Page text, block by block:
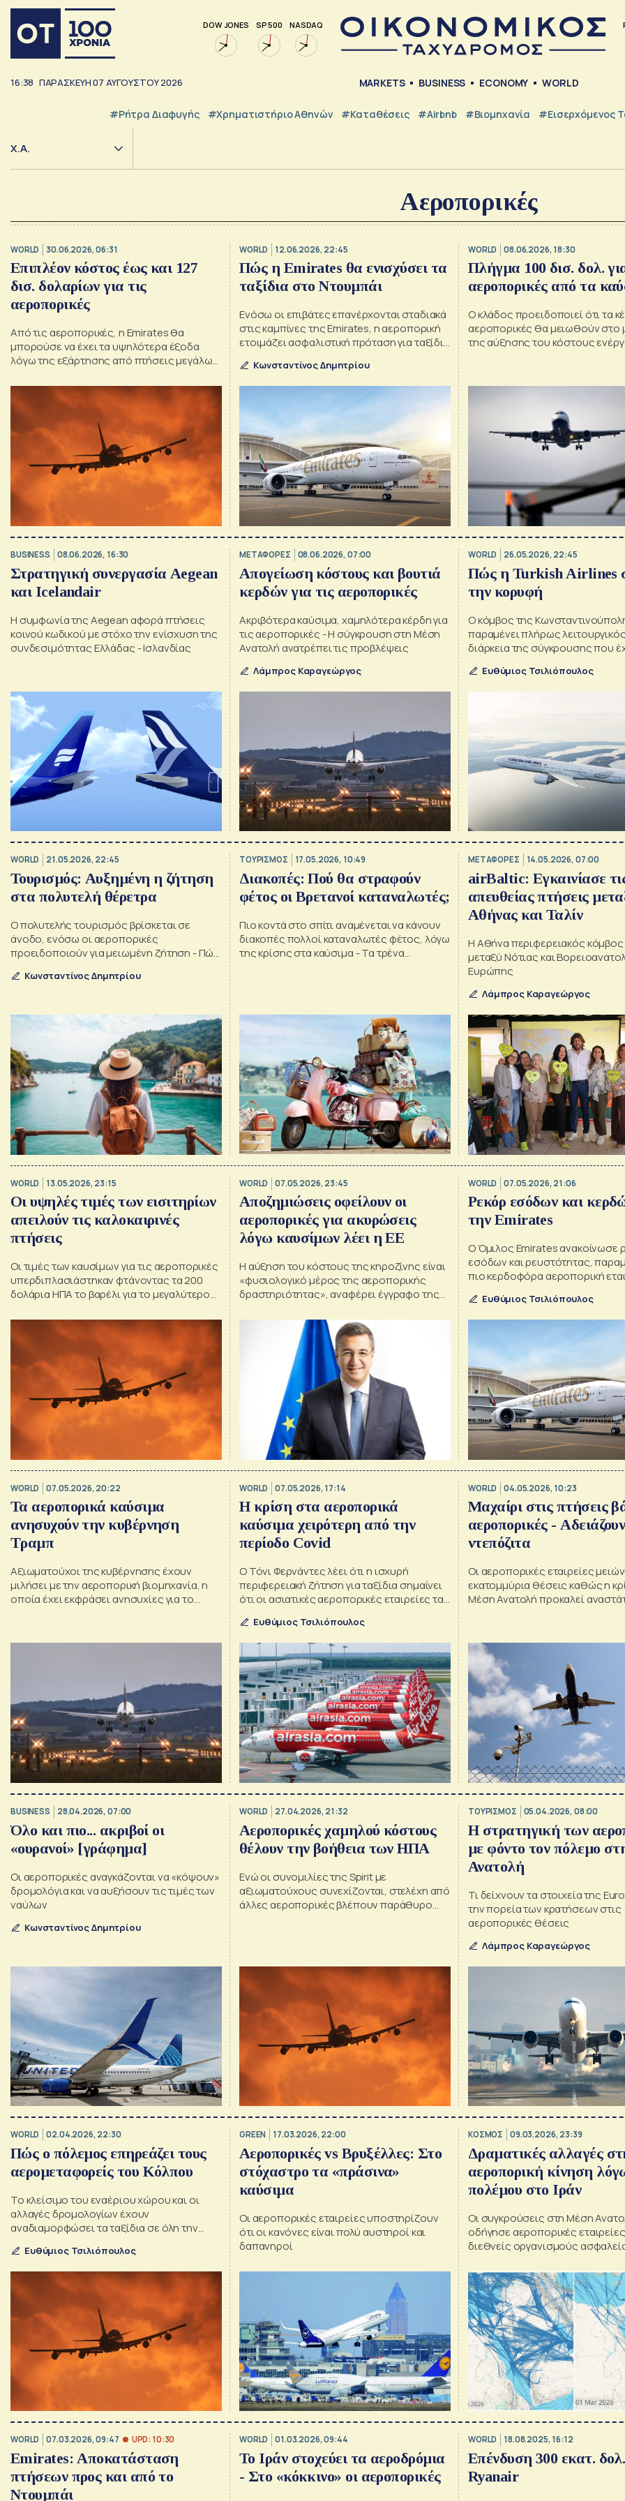
DOW JONES SP 500 NASDAQ
16:38 ΠΑΡΑΣΚΕΥΗ07 ΑΥΓΟΥΣΤΟΥ2026 MARKETS BUSINESS ECONOMY WORLD
#ρήτρα Διαφυγής #Χρηματιστήριο Αθηνών #Καταθέσεις #Airbnb #Βιομηχανία #εισερχόμενος
Χ.Α.
Αεροπορικές
WORLD 30.06.2026, 06:31
Επιπλέον κόστος έως και 127
δισ. δολαρίων για τις
αεροπορικές
Από τις αεροπορικές, η Emirates θα
μπορούσε να έχει τα υψηλότερα έξοδα
λόγω της εξάρτησης από πτήσεις μεγάλων
WORLD 12.06.2026, 22:45
Πώς η Emirates θα ενισχύσει τα
ταξίδια στο Ντουμπάι
Ενόσω οι επιβάτες επανέρχονται σταδιακά
στις καμπίνες της Emirates, η αεροπορική
ετοιμάζει ασφαλιστική πρόταση για ταξίδια
Κωνσταντίνος Δημητρίου
WORLD 08.06.2026, 18:30
Πλήγμα 100 δισ. δολ.
αεροπορικές από τα
Ο κλάδος προειδοποιεί ότι τα
αεροπορικές θα μειωθούν στο
της αύξησης του κόστους
BUSINESS 08.06.2026, 16:30
Στρατηγική συνεργασία Aegean
και Icelandair
Η συμφωνία της Aegean αφορά πτήσεις
κοινού κωδικού με στόχο την ενίσχυση της
συνδεσιμότητας Ελλάδας - Ισλανδίας
ΜΕΤΑΦΟΡΕΣ 08.06.2026, 07:00
Απογείωση κόστους και βουτιά
κερδών για τις αεροπορικές
Ακριβότερα καύσιμα, χαμηλότερα κέρδη για
τις αεροπορικές - Η σύγκρουση στη Μέση
Ανατολή ανατρέπει τις προβλέψεις
Λάμπρος Καραγεώργος
WORLD 26.05.2026, 22:45
Πώς η Turkish Airlines
την κορυφή
Ο κόμβος της
παραμένει πλήρως
διάρκεια της σύγκρουσης που
περιοχή, λέει ο πρόεδρος της
Airlines
Ευθύμιος Τσιλιόπουλος
WORLD 21.05.2026, 22:45
Τουρισμός: Αυξημένη η ζήτηση
στα πολυτελή θέρετρα
Ο πολυτελής τουρισμός βρίσκεται σε
άνοδο, ενόσω οι αεροπορικές
προειδοποιούν για μειωμένη ζήτηση - Πώς
Κωνσταντίνος Δημητρίου
ΤΟΥΡΙΣΜΟΣ 17.05.2026, 10:49
Διακοπές: Πού θα στραφούν
φέτος οι Βρετανοί καταναλωτές;
Πιο κοντά στο σπίτι αναμένεται να κάνουν
διακοπές πολλοί καταναλωτές φέτος, λόγω
της κρίσης στα καύσιμα - Τα τρένα
ΜΕΤΑΦΟΡΕΣ 14.05.2026, 07:00
airBaltic: Εγκαινίασε
απευθείας πτήσεις
Αθήνας και Ταλίν
Η Αθήνα περιφερειακός κόμβος
μεταξύ Νότιας και
Ευρώπης
Λάμπρος Καραγεώργος
WORLD 13.05.2026, 23:15
Οι υψηλές τιμές των εισιτηρίων
απειλούν τις καλοκαιρινές
πτήσεις
Οι τιμές των καυσίμων για τις αεροπορικές
υπερδιπλασιάστηκαν φτάνοντας τα 200
δολάρια ΗΠΑ το βαρέλι για το μεγαλύτερο
περίπου 150 δολάρια ΗΠΑ το βαρέλι αυτόν
τον μήνα.
WORLD 07.05.2026, 23:45
Αποζημιώσεις οφείλουν οι
αεροπορικές για ακυρώσεις
λόγω καυσίμων λέει η ΕΕ
Η αύξηση του κόστους της κηροζίνης είναι
«φυσιολογικό μέρος της αεροπορικής
δραστηριότητας», αναφέρει έγγραφο της
WORLD 07.05.2026, 21:06
Ρεκόρ εσόδων και
την Emirates
Ο Όμιλος Emirates ανακοίνωσε
εσόδων και ρευστότητας,
πιο κερδοφόρα αεροπορική
Ευθύμιος Τσιλιόπουλος
WORLD 07.05.2026, 20:22
Τα αεροπορικά καύσιμα
ανησυχούν την κυβέρνηση
Τραμπ
Αξιωματούχοι της κυβέρνησης έχουν
μιλήσει με την αεροπορική βιομηχανία, η
οποία έχει εκφράσει ανησυχίες για το
WORLD 07.05.2026, 17:14
Η κρίση στα αεροπορικά
καύσιμα χειρότερη από την
περίοδο Covid
Ο Τόνι Φερνάντες λέει ότι η ισχυρή
περιφερειακή ζήτηση για ταξίδια σημαίνει
ότι οι ασιατικές αεροπορικές εταιρείες τα
οικονομικές αμερικανικές
Ευθύμιος Τσιλιόπουλος
WORLD 04.05.2026, 10:23
Μαχαίρι στις πτήσεις
αεροπορικές -
ντεπόζιτα
Οι αεροπορικές εταιρείες
εκατομμύρια θέσεις καθώς η
Μέση Ανατολή προκαλεί
BUSINESS 28.04.2026, 07:00
Όλο και πιο... ακριβοί οι
«ουρανοί» [γράφημα]
Οι αεροπορικές αναγκάζονται να «κόψουν»
δρομολόγια και να αυξήσουν τις τιμές των
ναύλων
Κωνσταντίνος Δημητρίου
WORLD 27.04.2026, 21:32
Αεροπορικές χαμηλού κόστους
θέλουν την βοήθεια των ΗΠΑ
Ενώ οι συνομιλίες της Spirit με
αξιωματούχους συνεχίζονται, στελέχη από
άλλες αεροπορικές βλέπουν παράθυρο
ΤΟΥΡΙΣΜΟΣ 05.04.2026, 08:00
Η στρατηγική των
με φόντο τον πόλεμο
Ανατολή
Τι δείχνουν τα στοιχεία της
την πορεία των κρατήσεων στις
αεροπορικές θέσεις
Λάμπρος Καραγεώργος
WORLD 02.04.2026, 22:30
Πώς ο πόλεμος επηρεάζει τους
αερομεταφορείς του Κόλπου
Το κλείσιμο του εναέριου χώρου και οι
αλλαγές δρομολογίων έχουν
αναδιαμορφώσει τα ταξίδια σε όλη την
Ευθύμιος Τσιλιόπουλος
GREEN 17.03.2026, 22:00
Αεροπορικές vs Βρυξέλλες: Στο
στόχαστρο τα «πράσινα»
καύσιμα
Οι αεροπορικές εταιρείες υποστηρίζουν
ότι οι κανόνες είναι πολύ αυστηροί και
δαπανηροί
ΚΟΣΜΟΣ 09.03.2026, 23:39
Δραματικές αλλαγές
αεροπορική κίνηση
πολέμου στο Ιράν
Οι συγκρούσεις στη Μέση
οδήγησε αεροπορικές
διεθνείς οργανισμούς
πτήσεων
WORLD 07.03.2026, 09:47 UPD: 10:30
Emirates: Αποκατάσταση
πτήσεων προς και από το
Ντουμπάι
WORLD 01.03.2026, 09:44
Το Ιράν στοχεύει τα αεροδρόμια
- Στο «κόκκινο» οι αεροπορικές
WORLD 18.08.2025, 16:12
Επένδυση 300 εκατ.
Ryanair